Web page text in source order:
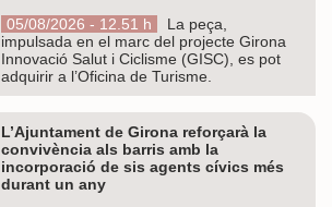
05/08/2026 - 12.51 h
La peça,
impulsada en el marc del projecte Girona
Innovació Salut i Ciclisme (GISC), es pot
adquirir a l’Oficina de Turisme.
L’Ajuntament de Girona reforçarà la
convivència als barris amb la
incorporació de sis agents cívics més
durant un any